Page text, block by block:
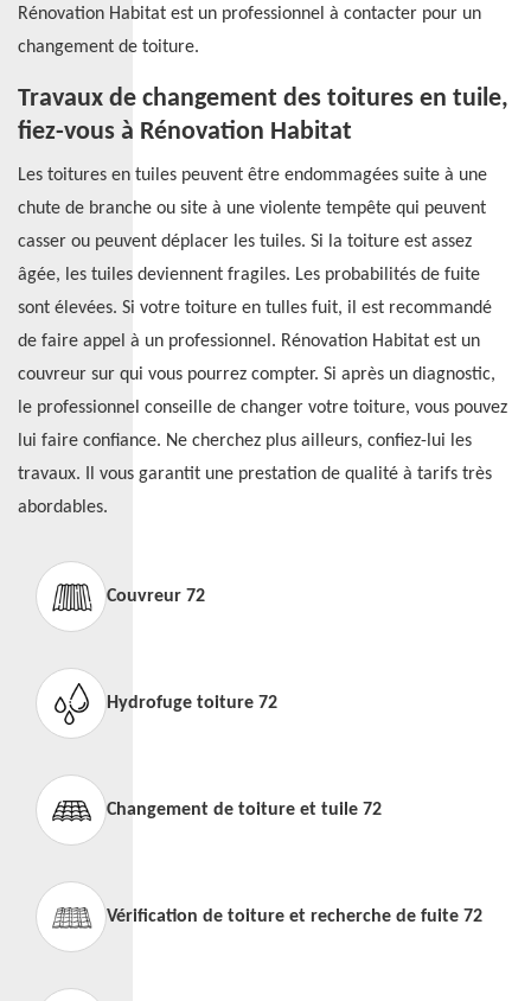
Rénovation Habitat est un professionnel à contacter pour un
changement de toiture.
Travaux de changement des toitures en tuile,
fiez-vous à Rénovation Habitat
Les toitures en tuiles peuvent être endommagées suite à une
chute de branche ou site à une violente tempête qui peuvent
casser ou peuvent déplacer les tuiles. Si la toiture est assez
âgée, les tuiles deviennent fragiles. Les probabilités de fuite
sont élevées. Si votre toiture en tulles fuit, il est recommandé
de faire appel à un professionnel. Rénovation Habitat est un
couvreur sur qui vous pourrez compter. Si après un diagnostic,
le professionnel conseille de changer votre toiture, vous pouvez
lui faire confiance. Ne cherchez plus ailleurs, confiez-lui les
travaux. Il vous garantit une prestation de qualité à tarifs très
abordables.
Couvreur 72
Hydrofuge toiture 72
Changement de toiture et tuile 72
Vérification de toiture et recherche de fuite 72